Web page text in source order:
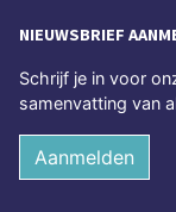
NIEUWSBRIEF
Schrijf je in voor
samenvatting van
Aanmelden